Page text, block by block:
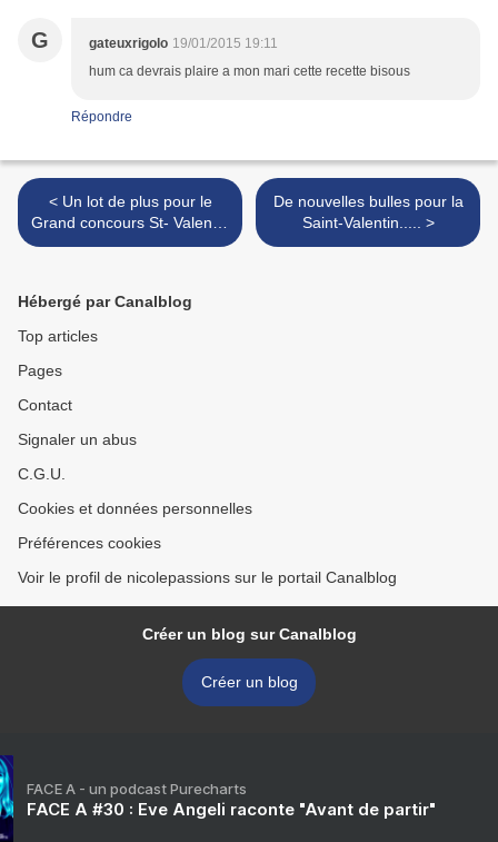
G gateuxrigolo 19/01/2015 19:11
hum ca devrais plaire a mon mari cette recette bisous
Répondre
< Un lot de plus pour le
Grand concours St- Valentin
2015......11 lots en tout!
De nouvelles bulles pour la
Saint-Valentin..... >
Hébergé par Canalblog
Top articles
Pages
Contact
Signaler un abus
C.G.U.
Cookies et données personnelles
Préférences cookies
Voir le profil de nicolepassions sur le portail Canalblog
Créer un blog sur Canalblog
Créer un blog
FACE A - un podcast Purecharts
FACE A #30 : Eve Angeli raconte "Avant de partir"